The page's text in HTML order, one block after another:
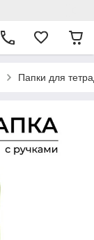
Папки для